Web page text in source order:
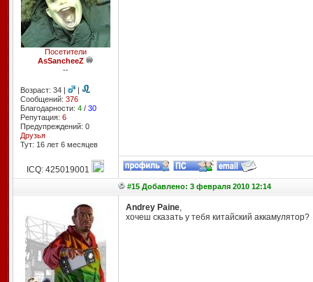
Посетители
AsSancheeZ
--
Возраст: 34 |
|
Сообщений: 376
Благодарности: 4/ 30
Репутация: 6
Предупреждений: 0
Друзья
Тут: 16 лет 6 месяцев
ICQ: 425019001
#15 Добавлено: 3 февраля 2010 12:14
Andrey Paine,
хочеш сказать у тебя китайский аккамулятор?